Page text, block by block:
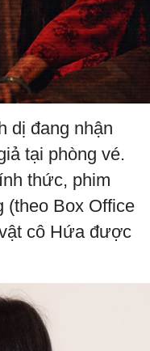
dị đang nhận
tại phòng vé.
thức, phim
(theo Box Office
cô Hứa được